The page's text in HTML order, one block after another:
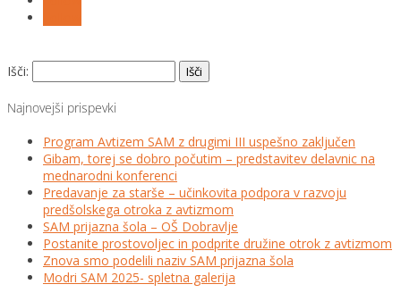
Išči:
Najnovejši prispevki
Program Avtizem SAM z drugimi III uspešno zaključen
Gibam, torej se dobro počutim – predstavitev delavnic na
mednarodni konferenci
Predavanje za starše – učinkovita podpora v razvoju
predšolskega otroka z avtizmom
SAM prijazna šola – OŠ Dobravlje
Postanite prostovoljec in podprite družine otrok z avtizmom
Znova smo podelili naziv SAM prijazna šola
Modri SAM 2025- spletna galerija